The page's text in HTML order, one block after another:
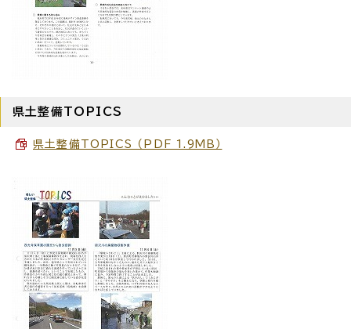
県土整備TOPICS
県土整備TOPICS （PDF 1.9MB）